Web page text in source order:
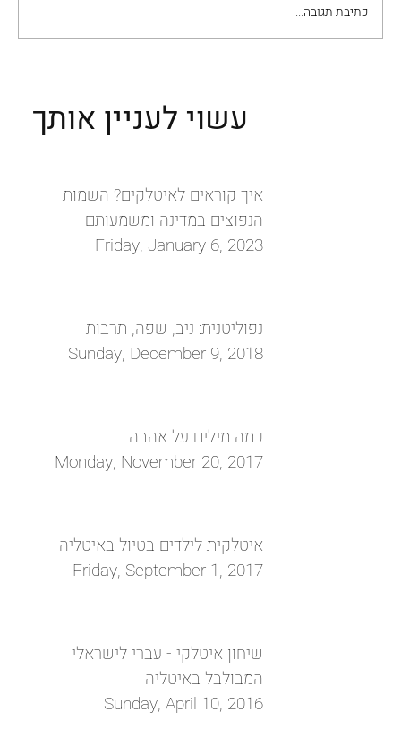
כתיבת תגובה...
איך קוראים לאיטלקים? השמות
הנפוצים במדינה ומשמעותם
Friday, January 6, 2023
נפוליטנית: ניב, שפה, תרבות
Sunday, December 9, 2018
כמה מילים על אהבה
Monday, November 20, 2017
איטלקית לילדים בטיול באיטליה
Friday, September 1, 2017
שיחון איטלקי - עברי לישראלי
המבולבל באיטליה
Sunday, April 10, 2016
עשוי לעניין אותך